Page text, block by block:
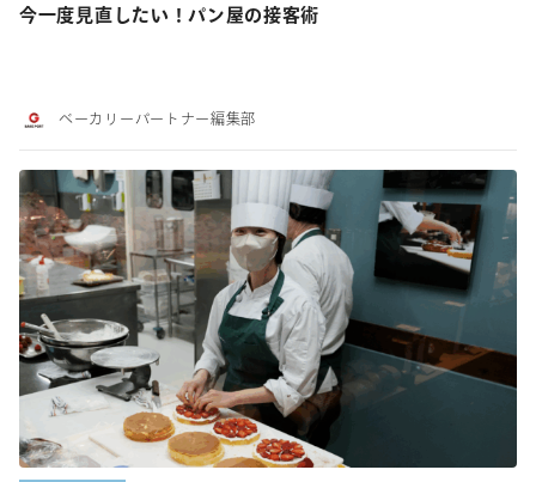
今一度見直したい！パン屋の接客術
ベーカリーパートナー編集部